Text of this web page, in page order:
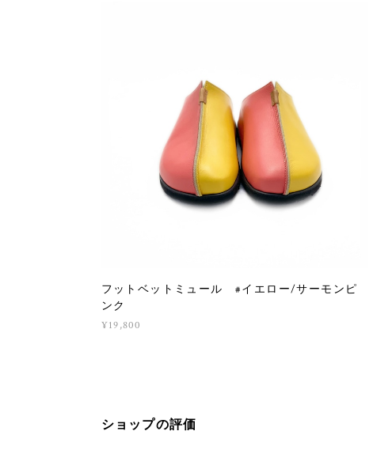
フットベットミュール #イエロー/サーモンピ
ンク
¥19,800
ショップの評価